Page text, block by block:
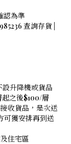
認為準
查詢存貨 |
升降機或貨品
之後$100/層
收貨品，是次送
可獲安排再到送
住宅區